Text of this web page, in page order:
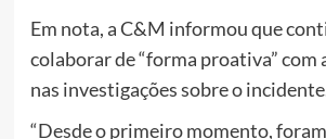
Em nota, a C&M informou que
colaborar de “forma proativa” com
nas investigações sobre o
“Desde o primeiro momento,